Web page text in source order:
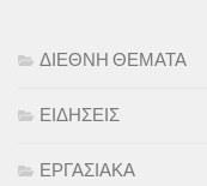
ΔΙΕΘΝΗ ΘΕΜΑΤΑ
ΕΙΔΗΣΕΙΣ
ΕΡΓΑΣΙΑΚΑ